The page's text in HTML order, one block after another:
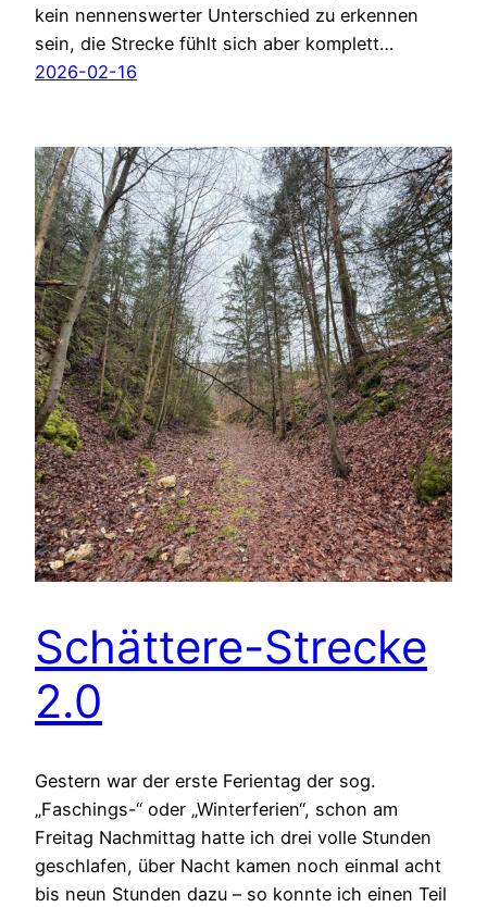
kein nennenswerter Unterschied zu erkennen
sein, die Strecke fühlt sich aber komplett…
2026-02-16
Schättere-Strecke
2.0
Gestern war der erste Ferientag der sog.
„Faschings-“ oder „Winterferien“, schon am
Freitag Nachmittag hatte ich drei volle Stunden
geschlafen, über Nacht kamen noch einmal acht
bis neun Stunden dazu – so konnte ich einen Teil